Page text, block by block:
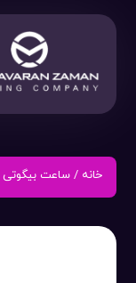
خانه / ساعت بیگوتی